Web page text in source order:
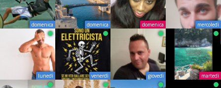
domenica domenica domenica mercoledì
lunedì venerdì giovedì martedì